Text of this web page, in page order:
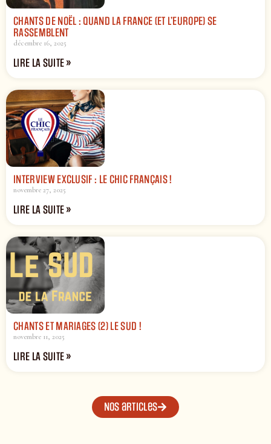
CHANTS DE NOËL : QUAND LA FRANCE (ET L’EUROPE) SE
RASSEMBLENT
décembre 16, 2025
LIRE LA SUITE »
INTERVIEW EXCLUSIF : LE CHIC FRANÇAIS !
novembre 27, 2025
LIRE LA SUITE »
CHANTS ET MARIAGES (2) LE SUD !
novembre 11, 2025
LIRE LA SUITE »
Nos articles